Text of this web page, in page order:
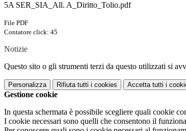
5A SER_SIA_All. A_Diritto_Tolio.pdf
File PDF
Contatore click: 45
Notizie
Questo sito o gli strumenti terzi da questo utilizzati si
Personalizza Rifiuta tutti i cookies Accetta tutti i
Gestione cookie
In questa schermata è possibile scegliere quali cookie
I cookie necessari sono quelli che consentono il